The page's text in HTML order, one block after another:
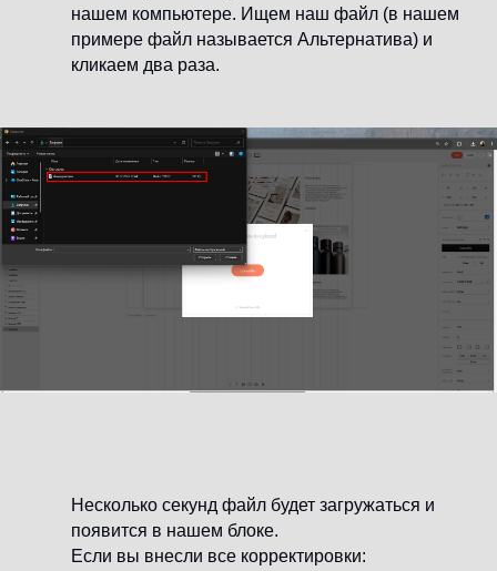
нашем компьютере. Ищем наш файл (в нашем
примере файл называется Альтернатива) и
кликаем два раза.
Несколько секунд файл будет загружаться и
появится в нашем блоке.
Если вы внесли все корректировки: